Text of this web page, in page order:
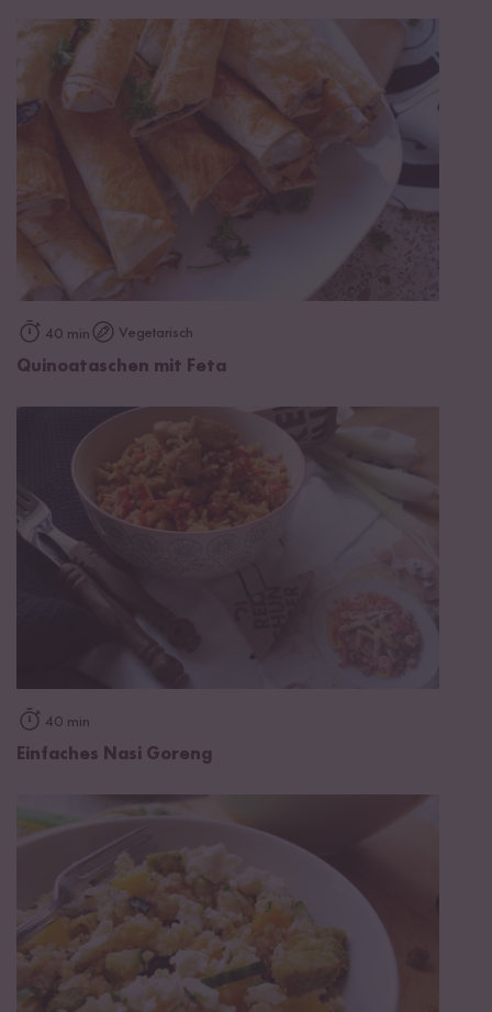
40 min Vegetarisch
Quinoataschen mit Feta
40 min
Einfaches Nasi Goreng